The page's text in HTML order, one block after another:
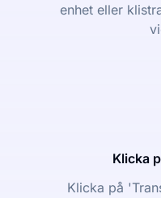
enhet eller
Klicka
Klicka på